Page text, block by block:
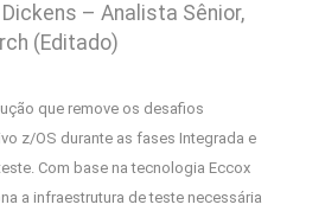
– Analista Sênior,
(Editado)
que remove os desafios
z/OS durante as fases Integrada e
Com base na tecnologia Eccox
a infraestrutura de teste necessária